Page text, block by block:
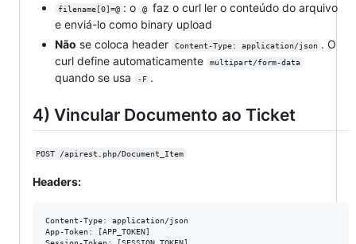
filename[0]=@ : o @
faz o curl ler o conteúdo do arquivo
e enviá-lo como binary upload
Não se coloca header Content-Type: application/json . O
curl define automaticamente
multipart/form-data
quando se usa -F .
4) Vincular Documento ao Ticket
POST /apirest.php/Document_Item
Headers:
Content-Type: application/json
App-Token: [APP_TOKEN]